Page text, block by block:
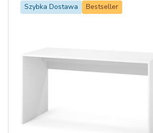
Szybka Dostawa Bestseller